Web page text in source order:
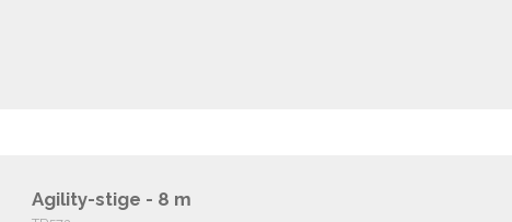
Agility-stige - 8 m